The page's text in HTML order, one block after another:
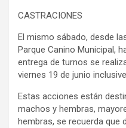
CASTRACIONES
El mismo sábado, desde
Parque Canino Municipal,
entrega de turnos se
viernes 19 de junio
Estas acciones están
machos y hembras,
hembras, se recuerda que